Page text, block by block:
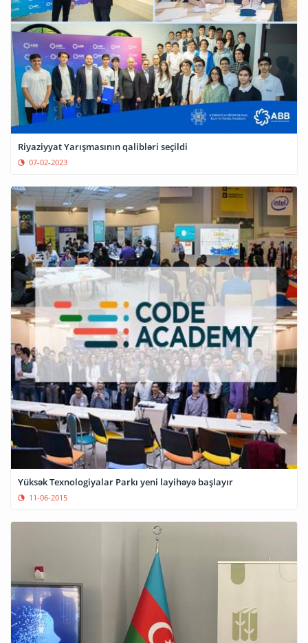
Riyaziyyat Yarışmasının qalibləri seçildi
07-02-2023
Yüksək Texnologiyalar Parkı yeni layihəyə başlayır
11-06-2015